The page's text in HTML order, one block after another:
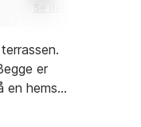
Se detaljer
er
en hems